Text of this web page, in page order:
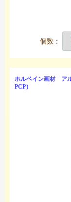
個数：
ホルベイン画材 ア
PCP）